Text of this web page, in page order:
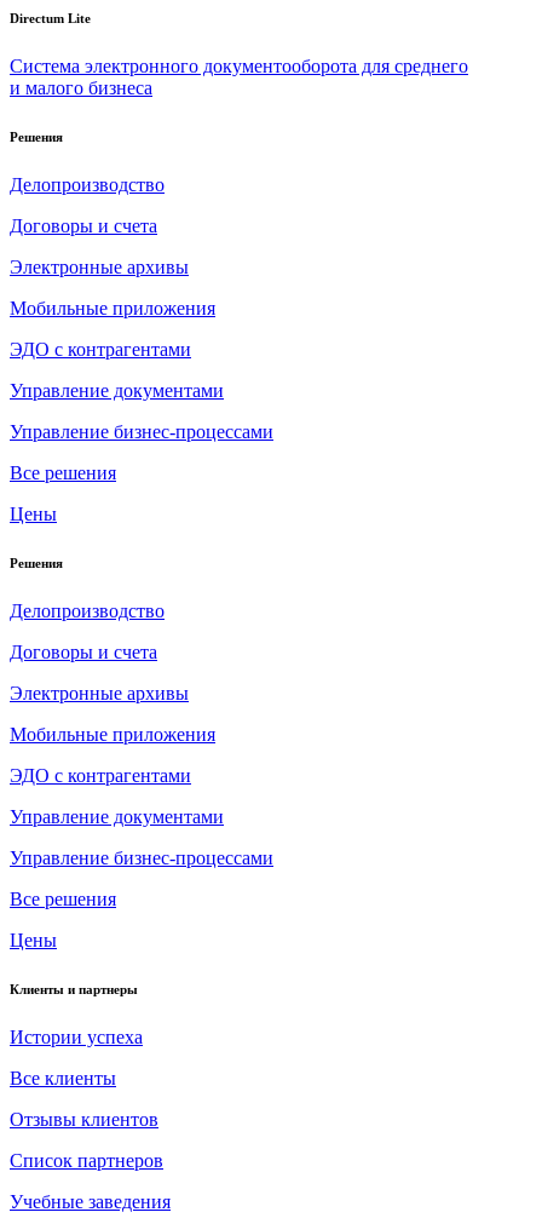
Directum Lite
Система электронного документооборота для среднего
и малого бизнеса
Решения
Делопроизводство
Договоры и счета
Электронные архивы
Мобильные приложения
ЭДО с контрагентами
Управление документами
Управление бизнес-процессами
Все решения
Цены
Решения
Делопроизводство
Договоры и счета
Электронные архивы
Мобильные приложения
ЭДО с контрагентами
Управление документами
Управление бизнес-процессами
Все решения
Цены
Клиенты и партнеры
Истории успеха
Все клиенты
Отзывы клиентов
Список партнеров
Учебные заведения